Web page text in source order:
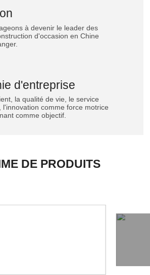
à devenir le leader des
d'occasion en Chine
d'entreprise
la qualité de vie, le service
l'innovation comme force motrice
comme objectif.
DE PRODUITS